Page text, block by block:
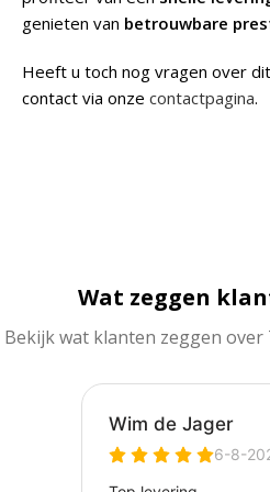
genieten van betrouwbare
Heeft u toch nog vragen over
contact via onze contactpagina.
Wat zeggen
Bekijk wat klanten zeggen